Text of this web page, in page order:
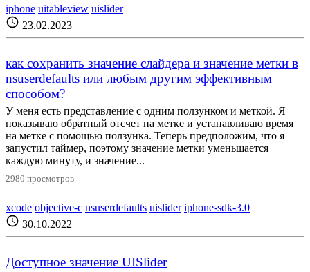
iphone uitableview uislider
schedule 23.02.2023
как сохранить значение слайдера и значение метки в
nsuserdefaults или любым другим эффективным
способом?
У меня есть представление с одним ползунком и меткой. Я
показываю обратный отсчет на метке и устанавливаю время
на метке с помощью ползунка. Теперь предположим, что я
запустил таймер, поэтому значение метки уменьшается
каждую минуту, и значение...
2980 просмотров
xcode objective-c nsuserdefaults uislider iphone-sdk-3.0
schedule 30.10.2022
Доступное значение UISlider